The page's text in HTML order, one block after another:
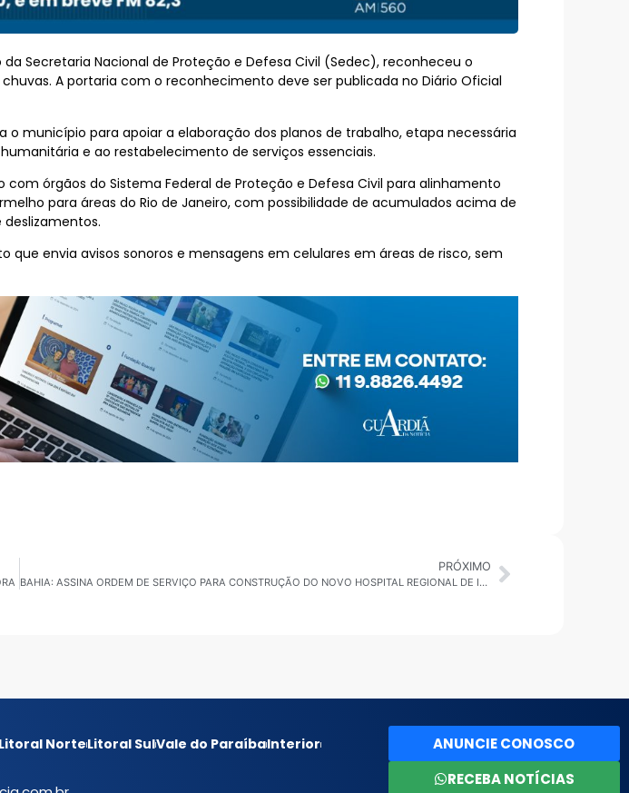
Secretaria Nacional de Proteção e Defesa Civil (Sedec), reconheceu o
A portaria com o reconhecimento deve ser publicada no Diário Oficial
o município para apoiar a elaboração dos planos de trabalho, etapa necessária
e ao restabelecimento de serviços essenciais.
órgãos do Sistema Federal de Proteção e Defesa Civil para alinhamento
para áreas do Rio de Janeiro, com possibilidade de acumulados acima de
envia avisos sonoros e mensagens em celulares em áreas de risco, sem
PRÓXIMO
BAHIA: ASSINA ORDEM DE SERVIÇO PARA CONSTRUÇÃO DO NOVO HOSPITAL REGIONAL DE ITAPETINGA
NorteLitoral SulVale do ParaíbaInterior
ANUNCIE CONOSCO
RECEBA NOTÍCIAS